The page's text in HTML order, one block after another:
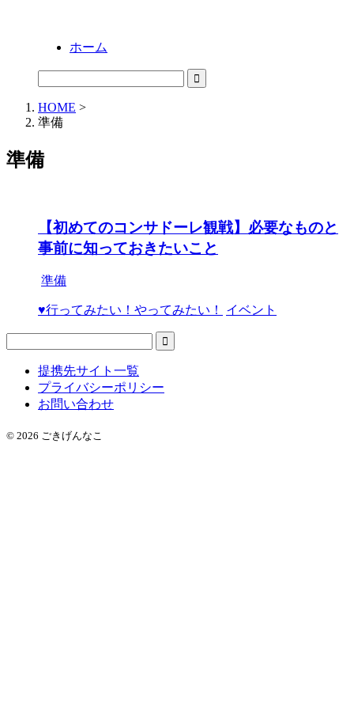
ホーム
HOME >
準備
準備
【初めてのコンサドーレ観戦】必要なものと
事前に知っておきたいこと
準備
♥行ってみたい！やってみたい！ イベント
提携先サイト一覧
プライバシーポリシー
お問い合わせ
© 2026 ごきげんなこ